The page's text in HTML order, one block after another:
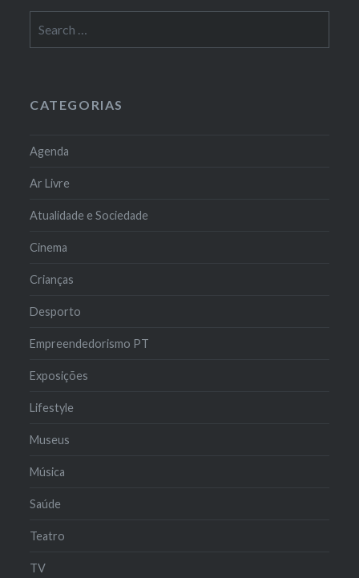
for:
CATEGORIAS
Agenda
Ar Livre
Atualidade e Sociedade
Cinema
Crianças
Desporto
Empreendedorismo PT
Exposições
Lifestyle
Museus
Música
Saúde
Teatro
TV